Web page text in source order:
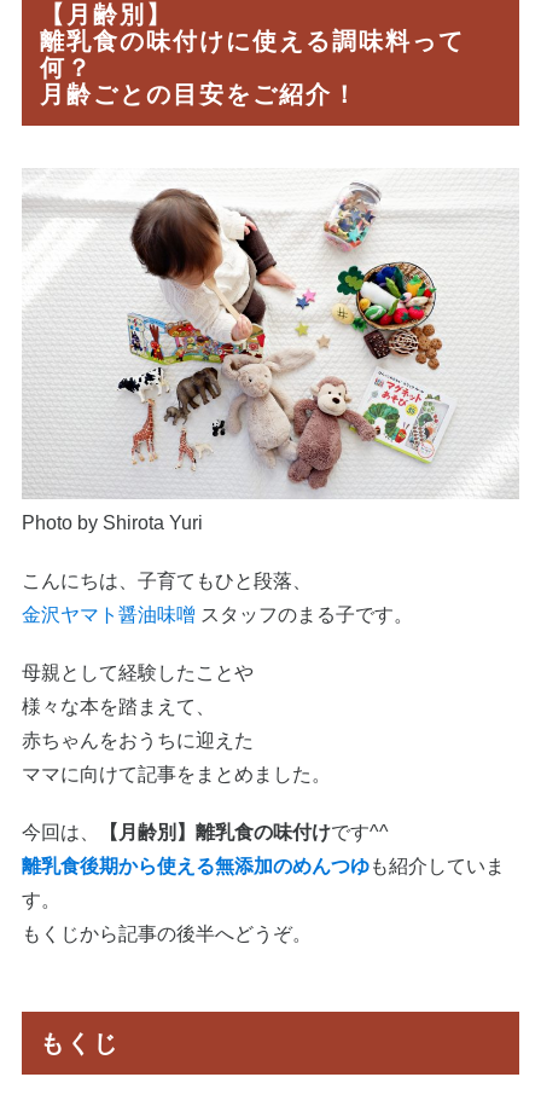
【月齢別】
離乳食の味付けに使える調味料って
何？
月齢ごとの目安をご紹介！
Photo by Shirota Yuri
こんにちは、子育てもひと段落、
金沢ヤマト醤油味噌スタッフのまる子です。
母親として経験したことや
様々な本を踏まえて、
赤ちゃんをおうちに迎えた
ママに向けて記事をまとめました。
今回は、 【月齢別】離乳食の味付けです^^
離乳食後期から使える無添加のめんつゆも紹介していま
す。
もくじから記事の後半へどうぞ。
もくじ